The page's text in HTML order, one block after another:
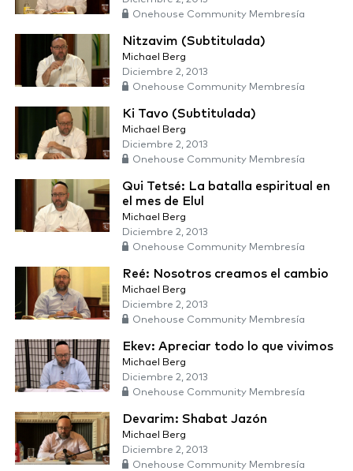
Onehouse Community Membresía
Nitzavim (Subtitulada)
Michael Berg
Diciembre 2, 2013
Onehouse Community Membresía
Ki Tavo (Subtitulada)
Michael Berg
Diciembre 2, 2013
Onehouse Community Membresía
Qui Tetsé: La batalla espiritual en
el mes de Elul
Michael Berg
Diciembre 2, 2013
Onehouse Community Membresía
Reé: Nosotros creamos el cambio
Michael Berg
Diciembre 2, 2013
Onehouse Community Membresía
Ekev: Apreciar todo lo que vivimos
Michael Berg
Diciembre 2, 2013
Onehouse Community Membresía
Devarim: Shabat Jazón
Michael Berg
Diciembre 2, 2013
Onehouse Community Membresía